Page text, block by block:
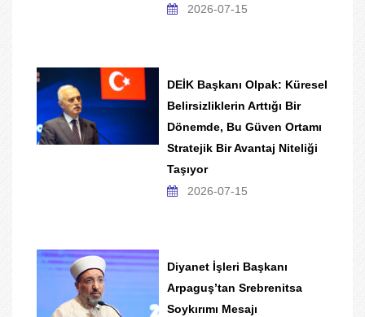
2026-07-15
DEİK Başkanı Olpak: Küresel
Belirsizliklerin Arttığı Bir
Dönemde, Bu Güven Ortamı
Stratejik Bir Avantaj Niteliği
Taşıyor
2026-07-15
Diyanet İşleri Başkanı
Arpaguş’tan Srebrenitsa
Soykırımı Mesajı